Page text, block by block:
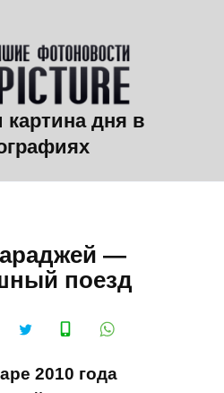
картина дня в
—
поезд
2010 года